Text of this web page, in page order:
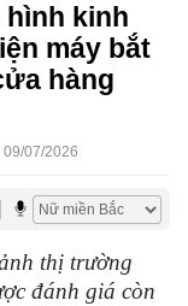
hình kinh
máy bắt
hàng
09/07/2026
thị trường
đánh giá còn